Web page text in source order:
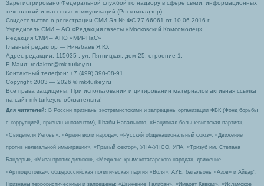
Зарегистрировано Федеральной службой по надзору в сфере связи, информационных
технологий и массовых коммуникаций (Роскомнадзор).
Свидетельство о регистрации СМИ Эл № ФС 77-66061 от 10.06.2016 г.
Учредитель СМИ – АО «Редакция газеты «Московский Комсомолец»
Редакция СМИ – АНО «МИРНаС»
Главный редактор — Ниязбаев Я.Ю.
Адрес редакции: 115035 , ул. Пятницкая, дом 25, строение 1.
Е-Маил: redaktor@mk-turkey.ru
Контактный телефон: +7 (499) 390-08-91
Copyright 2003 — 2026 © mk-turkey.ru
Все права защищены. При использовании и цитировании материалов активная ссылка
на сайт mk-turkey.ru обязательна!
Для читателей : В России признаны экстремистскими и запрещены организации ФБК (Фонд борьбы
с коррупцией, признан иноагентом), Штабы Навального, «Национал-большевистская партия»,
«Свидетели Иеговы», «Армия воли народа», «Русский общенациональный союз», «Движение
против нелегальной иммиграции», «Правый сектор», УНА-УНСО, УПА, «Тризуб им. Степана
Бандеры», «Мизантропик дивижн», «Меджлис крымскотатарского народа», движение
«Артподготовка», общероссийская политическая партия «Воля», АУЕ, батальоны «Азов» и Айдар″.
Признаны террористическими и запрещены: «Движение Талибан», «Имарат Кавказ», «Исламское